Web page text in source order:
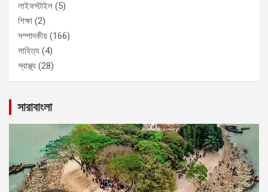
লাইফস্টাইল (5)
শিক্ষা (2)
সম্পাদকীয় (166)
সাহিত্য (4)
স্বাস্থ্য (28)
সারাবাংলা